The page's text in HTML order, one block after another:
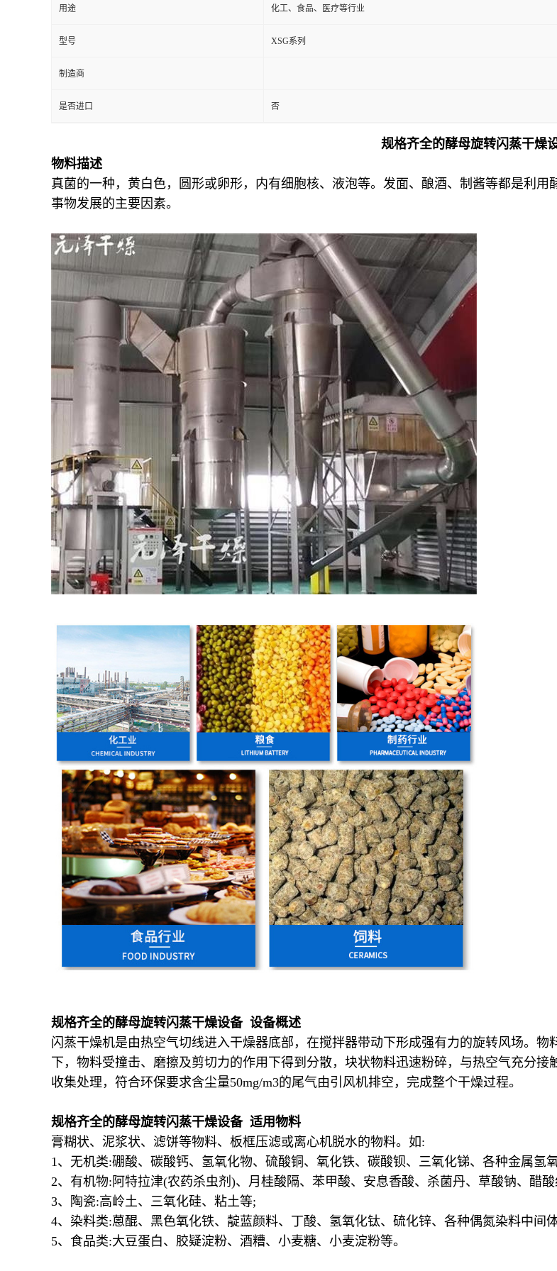
用途 化工、食品、医疗等行业
型号 XSG系列
制造商
是否进口 否
规格齐全的酵母旋转闪蒸干燥
物料描述
真菌的一种，黄白色，圆形或卵形，内有细胞核、液泡等。发面、酿酒、制酱等都是利
事物发展的主要因素。
规格齐全的酵母旋转闪蒸干燥设备 设备概述
闪蒸干燥机是由热空气切线进入干燥器底部，在搅拌器带动下形成强有力的旋转风场。
下，物料受撞击、磨擦及剪切力的作用下得到分散，块状物料迅速粉碎，与热空气充分
收集处理，符合环保要求含尘量50mg/m3的尾气由引风机排空，完成整个干燥过程。
规格齐全的酵母旋转闪蒸干燥设备 适用物料
膏糊状、泥浆状、滤饼等物料、板框压滤或离心机脱水的物料。如:
1、无机类:硼酸、碳酸钙、氢氧化物、硫酸铜、氧化铁、碳酸钡、三氧化锑、各种金属氢
2、有机物:阿特拉津(农药杀虫剂)、月桂酸隔、苯甲酸、安息香酸、杀菌丹、草酸钠、醋
3、陶瓷:高岭土、三氧化硅、粘土等;
4、染料类:蒽醌、黑色氧化铁、靛蓝颜料、丁酸、氢氧化钛、硫化锌、各种偶氮染料中间体
5、食品类:大豆蛋白、胶疑淀粉、酒糟、小麦糖、小麦淀粉等。